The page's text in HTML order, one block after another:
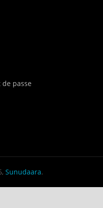
passe
Sunudaara.